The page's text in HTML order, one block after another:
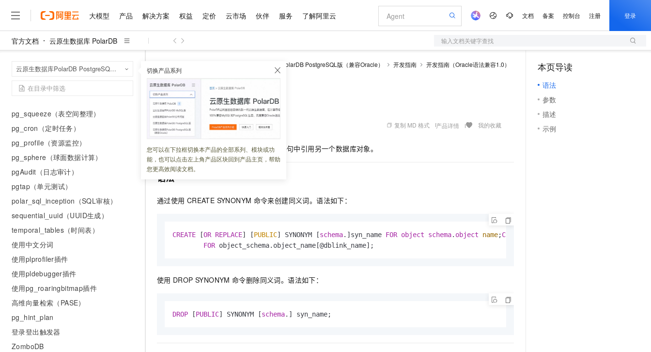
大模型 产品 解决方案 权益 定价 云市场 伙伴 服务 了解阿里云 文档 备案 控制台 注册 登录
官方文档 云原生数据库 PolarDB 输入文档关键字查找
云原生数据库PolarDB PostgreSQL版（兼容Oracle） 切换产品系列
您可以在下拉框切换本产品的全部系列、模块或功
能，也可以点击左上角产品区块回到产品主页，帮助
您更高效阅读文档。
异构数据访问
相似度计算
向量数据库
hypopg（虚拟索引）
pg_squeeze（表空间整理）
pg_cron（定时任务）
pg_profile（资源监控）
pg_sphere（球面数据计算）
pgAudit（日志审计）
pgtap（单元测试）
polar_sql_inception（SQL审核）
sequential_uuid（UUID生成）
temporal_tables（时间表）
使用中文分词
使用plprofiler插件
使用pldebugger插件
使用pg_roaringbitmap插件
高维向量检索（PASE）
pg_hint_plan
登录登出触发器
ZomboDB
云原生数据库PolarDB PostgreSQL版（兼容Oracle） 开发指南
开发指南（Oracle语法兼容1.0）
基本操作
创建与使用同义词
更新时间：2020-08-14 08:29:35 复制 MD 格式 产品详情 我的收藏
同义词是一个标识符，用于在一条 SQL 语句中引用另一个数据库对象。
语法
通过使用 CREATE SYNONYM 命令来创建同义词。语法如下：
CREATE [OR REPLACE] [PUBLIC] SYNONYM [schema.]syn_name FOR object schema. object name;CREATE
FOR object_schema.object_name[@dblink_name];
使用 DROP SYNONYM 命令删除同义词。语法如下：
DROP [PUBLIC] SYNONYM [schema.] syn_name;
本页导读
语法
参数
描述
示例
大模型
大模型服务平台百炼
大模型
文本生成
Qwen3.8-Max HOT
智能体时代全能旗舰模型
Qwen3.7-Plus
Kimi-K3 NEW
Kimi 最新旗舰模型，长程编程与推理利器
图片和视频生成
文戏情感细腻自然，动作戏激烈拳拳到肉，实现更强表演能力
语音识别与合成
千问AI平台-Token Plan NEW
千问AI平台-模型体验
大模型服务平台百炼-应用模版
大模型服务平台百炼-智能体
灵活可视化地构建企业级 Agent
产品
人工智能与机器学习
计算
容器
存储
网络与CDN
安全
中间件
大数据计算
媒体服务
企业服务与云通信
域名与网站
精选产品
大模型服务平台百炼
大模型服务与应用平台
千问大模型
多元化、高性能、安全可靠的大模型服务
无影云电脑
随时随地安全接入的云上超级电脑
云解析DNS
面向分析的企业级SaaS模式云数据仓库
域名与网站
对象存储 OSS
一站式AI开发、训练和推理服务
Qoder CN
提供一站式管理容器应用的 K8s 服务
轻量应用服务器
数字证书管理服务（原SSL证书）
实现全站HTTPS，呈现可信的WEB访问
短信服务
解决方案
精选解决方案
AI
互联网应用开发
大数据
现代化应用
安全
可观测
上云与迁云
企业出海
政企业务
精选解决方案
睿译宝，AI翻译排版一步到位
上传文档即自动完成翻译和格式还原
GLM-5.2：长任务时代开源旗舰模型
真正可用的 1M 上下文,一次完成代码全链路开发
Hermes Agent，打造自进化智能体
自主进化，持久记忆，越用越聪明
快速拥有专属 OpenClaw
即刻拥有 DeepSeek-V4-Pro
轻松解锁专属 DeepSeek-V4-Pro
Claude Code + GStack 打造工程团队
Agency Agents：拥有专属领域专家
HappyHorse 打造一站式影视创作平台
漫剧工坊：一站式动画创作平台
权益 普惠上云
普惠上云 官方力荐
云服务器38元/年起，超值低价云产品抢先购
官方推荐返现计划
推荐新用户得奖励，单订单最高返9万
云工开物
高校专属算力普惠，学生认证享300元代金券
免费试用
最高领取价值200元试用点，立即开启云上创新
1亿+ 大模型 tokens 和 30+ 款产品免费体验
大模型ACA认证体验
AI 特惠
智启 AI 普惠权益
阿里云 OPC 创新助力计划
至高百万元 Token 补贴，加速一人公司成长
Qwen3.8-Max 首发尝鲜，限时加量 10 倍，夜间低至2折
千问办公，限时限量积分加倍
送.CN域名，送备案服务码
夜间 5 折，Qwen/Meoo/TokenPlan 客户专享
AI 场景体验
AI智能应用，一键激活高效办公新体验
AI 活动
AI 生产力先锋
先锋实践拓展 AI 生产力的边界
飞天发布时刻
所见，即是所愿
AI 实训营
定价 产品定价
了解云产品的定价详情
云上成本管理
管理和优化成本
价格计算器
自助选配和估算价格
价格优势
推动算力普惠，释放技术红利
配置报价器
一站式生成采购清单，支持单品或批量购买
阿里云 OPC 创新助力计划
Token 补贴，五大权
益加速 OPC 成功
云市场 精选商城
网站建设
多端小程序
Salesforce 国际版订阅
友盟天域
观测云
Tuya 物联网平台阿里云版
蓝凌 OA
电子合同
Tableau 订阅
AI空中课堂在线直播课堂（旗舰版）
生态解决方案
开发者生态解决方案
数据与 API
数据集
身份实名认证
短信
OCR 文字识别
发票查验
快递物流查询
ERP
OA 办公系统
400电话
基础软件
Docker
Red Hat
专业服务
公司注册
伙伴 成为销售伙伴
分销伙伴
咨询伙伴
销售伙伴合作计划
Salesforce On Alibaba Cloud
Consulting Partner 合作计划
AI 大模型销售与服务生态合作计划
成为产品伙伴
产品生态集成认证中心
产品生态伙伴工作台
产品伙伴合作计划
数据库合作计划
服务伙伴合作计划
Al MaaS 服务伙伴赋能合作
伙伴信用分合作计划
更多支持
服务 售前咨询
在线服务
售后服务
自助服务
工单服务
短信专区
企业增值服务
企业支持计划
企业增值服务台
服务实践
阿里云认证 开发者社区
镜像站
了解阿里云 为什么选择阿里云
什么是云计算
技术领先
稳定可靠
安全合规
分析师报告
研究报告与白皮书
最佳实践
云上春晚
云栖战略参考
云上的中国
看见新力量
金融模力时刻
市场活动
活动全景
科研合作
加入我们
校园招聘